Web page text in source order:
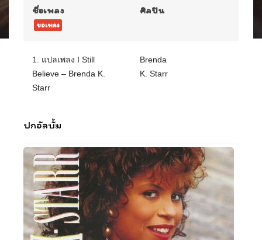
ชื่อเพลง
ขอเพลง
ศิลปิน
1. แปลเพลง I Still
Believe – Brenda K.
Starr
Brenda
K. Starr
ปกอัลบั้ม